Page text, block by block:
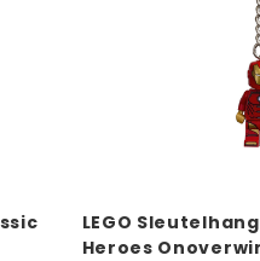
LEGO
Heroes